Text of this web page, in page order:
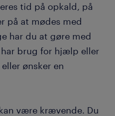
tid på opkald, på
på at mødes med
har du at gøre med
brug for hjælp eller
ønsker en
være krævende. Du